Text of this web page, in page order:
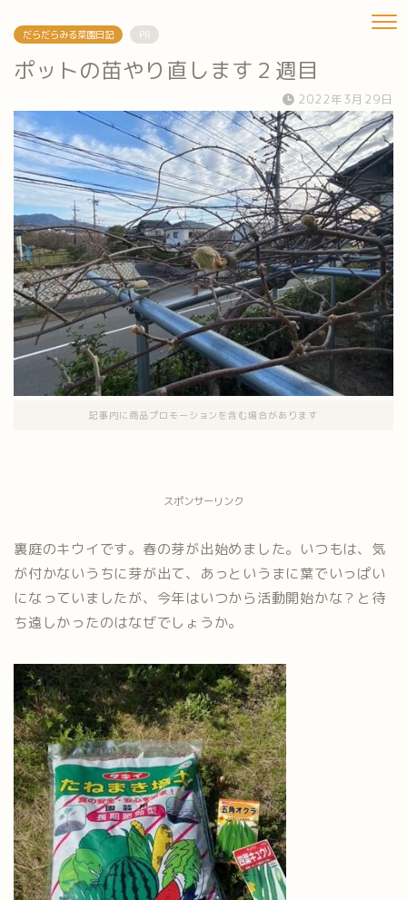
だらだらみる菜園日記 PR
ポットの苗やり直します２週目
2022年3月29日
記事内に商品プロモーションを含む場合があります
スポンサーリンク
裏庭のキウイです。春の芽が出始めました。いつもは、気
が付かないうちに芽が出て、あっというまに葉でいっぱい
になっていましたが、今年はいつから活動開始かな？と待
ち遠しかったのはなぜでしょうか。